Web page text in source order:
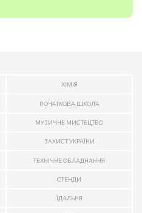
ХІМІЯ
ПОЧАТКОВА ШКОЛА
МУЗИЧНЕ МИСТЕЦТВО
ЗАХИСТ УКРАЇНИ
ТЕХНІЧНЕ ОБЛАДНАННЯ
СТЕНДИ
ЇДАЛЬНЯ